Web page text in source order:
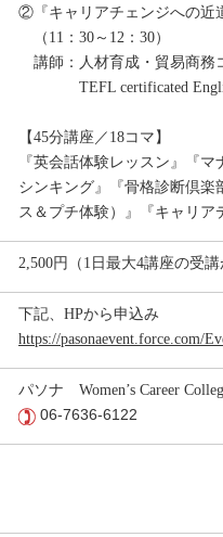
②『キャリアチェンジへの近
（11：30～12：30）
講師：人材育成・貿易商
TEFL certificated
【45分講座／18コマ】
『英会話体験レッスン』『
シンキング』『骨格診断倶楽
ス＆プチ体験）』『キャリア
2,500円（1日最大4講座の受講
下記、HPから申込み
https://pasonaevent.force.com/
パソナ Women’s Career
06-7636-6122